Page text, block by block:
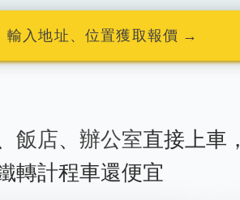
輸入地址、位置獲取報價 →
飯店、 辦公室直接上車，
轉計程車還便宜